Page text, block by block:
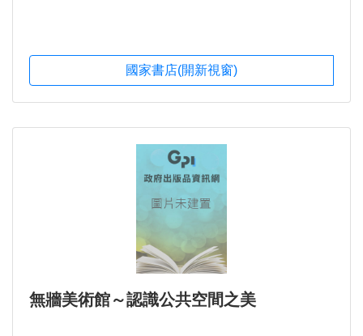
國家書店(開新視窗)
無牆美術館～認識公共空間之美